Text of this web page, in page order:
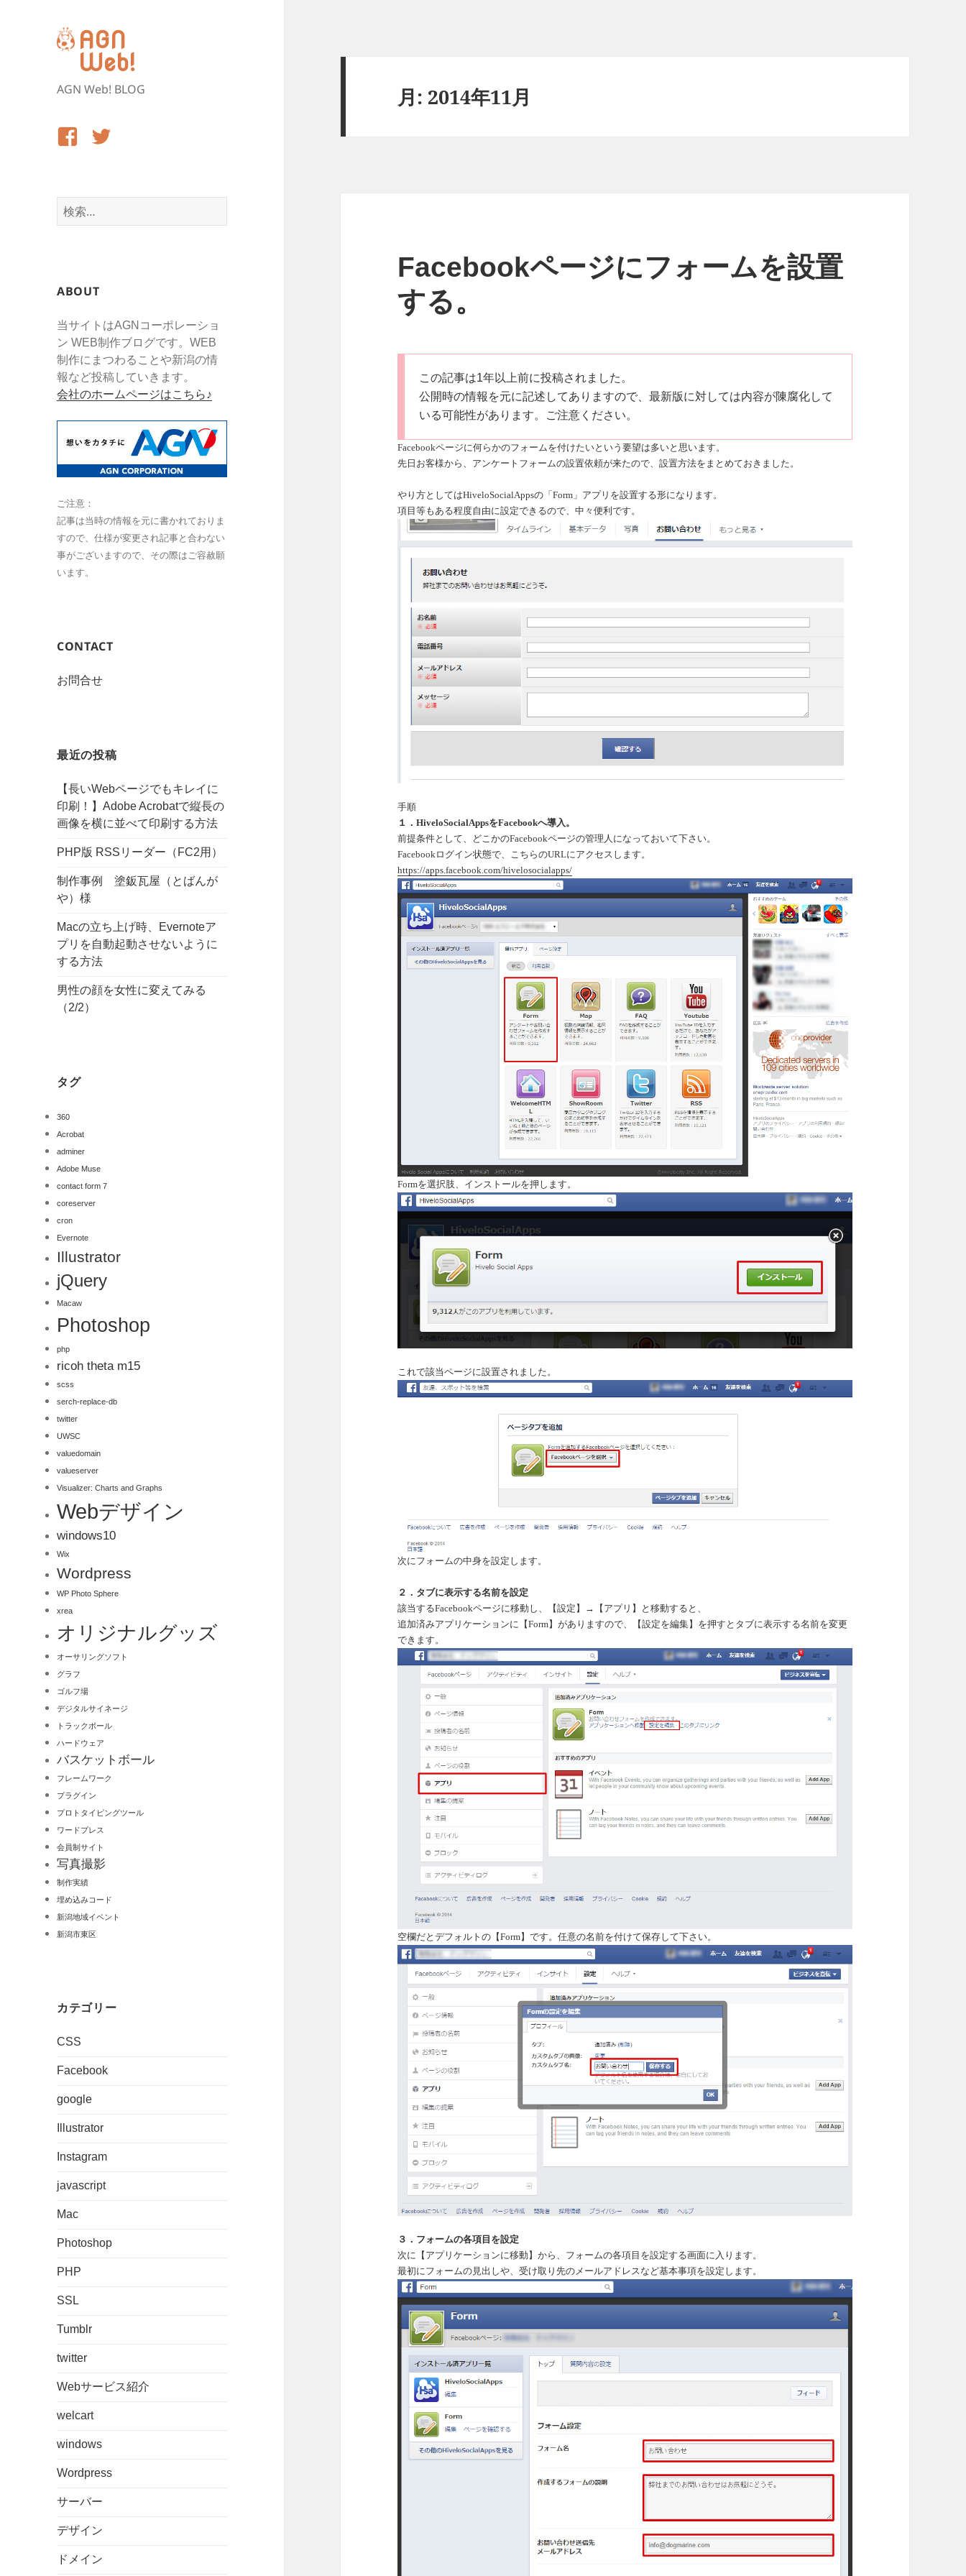
AGN
Web!
AGN Web! BLOG
Facebook
Twitter
検
ABOUT
当サイトはAGNコーポレーショ
ン WEB制作ブログです。WEB
制作にまつわることや新潟の情
報など投稿していきます。
会社のホームページはこちら♪
ご注意：
記事は当時の情報を元に書かれておりま
すので、仕様が変更され記事と合わない
事がございますので、その際はご容赦願
います。
CONTACT
お問合せ
最近の投稿
【長いWebページでもキレイに
印刷！】Adobe Acrobatで縦長の
画像を横に並べて印刷する方法
PHP版 RSSリーダー（FC2用）
制作事例 塗鈑瓦屋（とばんが
や）様
Macの立ち上げ時、Evernoteア
プリを自動起動させないように
する方法
男性の顔を女性に変えてみる
（2/2）
タグ
360
Acrobat
adminer
Adobe Muse
contact form 7
coreserver
cron
Evernote
Illustrator
jQuery
Macaw
Photoshop
php
ricoh theta m15
scss
serch-replace-db
twitter
UWSC
valuedomain
valueserver
Visualizer: Charts and Graphs
Webデザイン
windows10
Wix
Wordpress
WP Photo Sphere
xrea
オリジナルグッズ
オーサリングソフト
グラフ
ゴルフ場
デジタルサイネージ
トラックボール
ハードウェア
バスケットボール
フレームワーク
プラグイン
プロトタイピングツール
ワードプレス
会員制サイト
写真撮影
制作実績
埋め込みコード
新潟地域イベント
新潟市東区
カテゴリー
CSS
Facebook
google
Illustrator
Instagram
javascript
Mac
Photoshop
PHP
SSL
Tumblr
twitter
Webサービス紹介
welcart
windows
Wordpress
サーバー
デザイン
ドメイン
月: 2014年11月
Facebookページにフォームを設置
する。
この記事は1年以上前に投稿されました。
公開時の情報を元に記述してありますので、最新版に対しては内容が陳腐化して
いる可能性があります。ご注意ください。
Facebookページに何らかのフォームを付けたいという要望は多いと思います。
先日お客様から、アンケートフォームの設置依頼が来たので、設置方法をまとめておきました。
やり方としてはHiveloSocialAppsの「Form 」アプリを設置する形になります。
項目等もある程度自由に設定できるので、中々便利です。
手順
１．HiveloSocialAppsをFacebookへ導入。
前提条件として、どこかのFacebookページの管理人になっておいて下さい。
Facebookログイン状態で、こちらのURLにアクセスします。
https://apps.facebook.com/hivelosocialapps/
Formを選択肢、インストールを押します。
これで該当ページに設置されました。
次にフォームの中身を設定します。
２．タブに表示する名前を設定
該当するFacebookページに移動し、【設定】→【アプリ】と移動すると、
追加済みアプリケーションに【Form】がありますので、【設定を編集】を押すとタブに表示する名前を変更
できます。
空欄だとデフォルトの【Form】です。任意の名前を付けて保存して下さい。
３．フォームの各項目を設定
次に【アプリケーションに移動】から、フォームの各項目を設定する画面に入ります。
最初にフォームの見出しや、受け取り先のメールアドレスなど基本事項を設定します。